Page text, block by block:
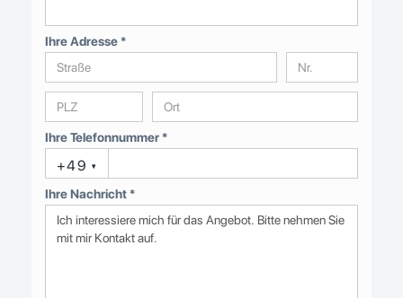
Ihre Adresse *
Ihre Telefonnummer *
+49 ▾
Ihre Nachricht *